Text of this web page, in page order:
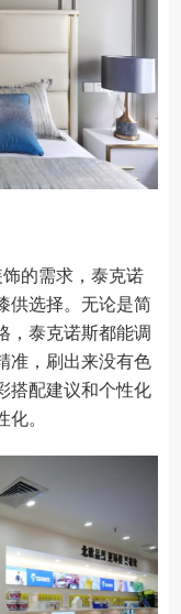
的需求，泰克诺
供选择。无论是简
，泰克诺斯都能调
准，刷出来没有色
搭配建议和个性化
。